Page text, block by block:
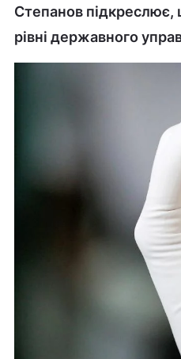
Степанов підкреслює,
рівні державного